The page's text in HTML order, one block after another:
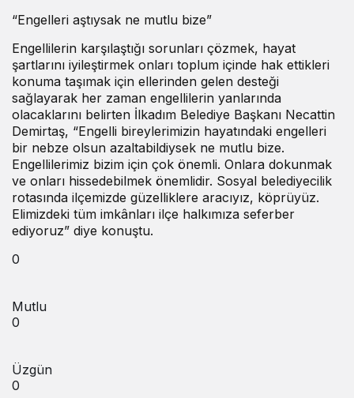
“Engelleri aştıysak ne mutlu bize”
Engellilerin karşılaştığı sorunları çözmek, hayat
şartlarını iyileştirmek onları toplum içinde hak ettikleri
konuma taşımak için ellerinden gelen desteği
sağlayarak her zaman engellilerin yanlarında
olacaklarını belirten İlkadım Belediye Başkanı Necattin
Demirtaş, “Engelli bireylerimizin hayatındaki engelleri
bir nebze olsun azaltabildiysek ne mutlu bize.
Engellilerimiz bizim için çok önemli. Onlara dokunmak
ve onları hissedebilmek önemlidir. Sosyal belediyecilik
rotasında ilçemizde güzelliklere aracıyız, köprüyüz.
Elimizdeki tüm imkânları ilçe halkımıza seferber
ediyoruz” diye konuştu.
0
Mutlu
0
Üzgün
0